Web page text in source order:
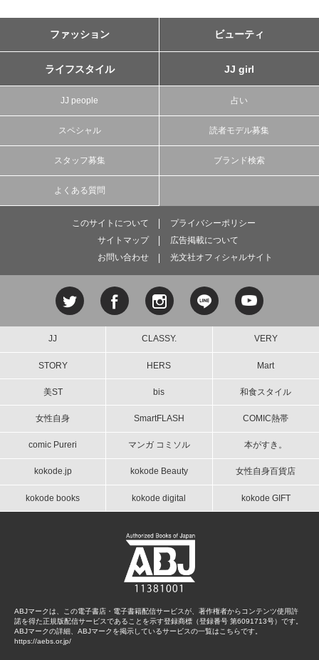
ファッション ビューティ
ライフスタイル JJ girl
JJ people 占い
スペシャル 読者モデル募集
スタッフ募集 ブランド検索
よくある質問
このサイトについて
プライバシーポリシー
サイトマップ
広告掲載について
お問い合わせ
光文社オフィシャルサイト
JJ CLASSY. VERY
STORY HERS Mart
美ST bis 和食スタイル
女性自身 SmartFLASH COMIC熱帯
comic Pureri マンガ コミソル 本がすき。
kokode.jp kokode Beauty 女性自身百貨店
kokode books kokode digital kokode GIFT
ABJマークは、この電子書店・電子書籍配信サービスが、著作権者からコンテンツ使用許
諾を得た正規版配信サービスであることを示す登録商標（登録番号 第6091713号）です。
ABJマークの詳細、ABJマークを掲示しているサービスの一覧はこちらです。
https://aebs.or.jp/